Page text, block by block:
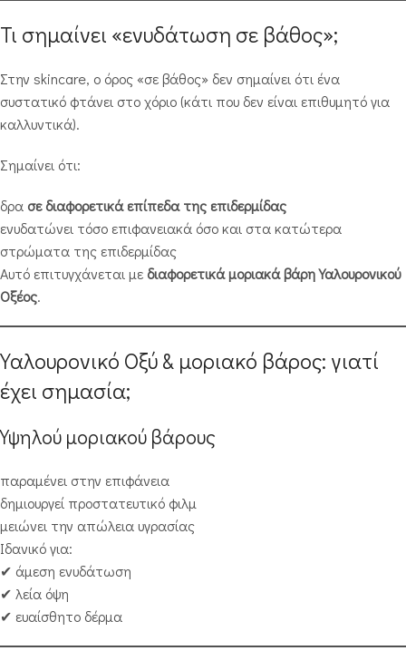
Τι σημαίνει «ενυδάτωση σε βάθος»;
Στην skincare, ο όρος «σε βάθος» δεν σημαίνει ότι ένα
συστατικό φτάνει στο χόριο (κάτι που δεν είναι επιθυμητό για
καλλυντικά).
Σημαίνει ότι:
δρα σε διαφορετικά επίπεδα της επιδερμίδας
ενυδατώνει τόσο επιφανειακά όσο και στα κατώτερα
στρώματα της επιδερμίδας
Αυτό επιτυγχάνεται με διαφορετικά μοριακά βάρη Υαλουρονικού
Οξέος.
Υαλουρονικό Οξύ & μοριακό βάρος: γιατί
έχει σημασία;
Υψηλού μοριακού βάρους
παραμένει στην επιφάνεια
δημιουργεί προστατευτικό φιλμ
μειώνει την απώλεια υγρασίας
Ιδανικό για:
✔ άμεση ενυδάτωση
✔ λεία όψη
✔ ευαίσθητο δέρμα